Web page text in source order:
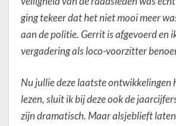
ging tekeer dat het niet mooi meer
aan de politie. Gerrit is afgevoerd en
vergadering als loco-voorzitter
Nu jullie deze laatste ontwikkelingen
lezen, sluit ik bij deze ook de
zijn dramatisch. Maar alsjeblieft